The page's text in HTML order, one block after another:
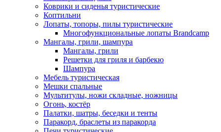
Коврики и сиденья туристические
Коптильни
Лопаты, топоры, пилы туристические
Многофункциональные лопаты Brandcamp
Мангалы, грили, шампура
Мангалы, грили
Решетки для гриля и барбекю
Шампура
Мебель туристическая
Мешки спальные
Мультитулы, ножи складные, ножницы
Огонь, костёр
Палатки, шатры, беседки и тенты
Паракорд, браслеты из паракорда